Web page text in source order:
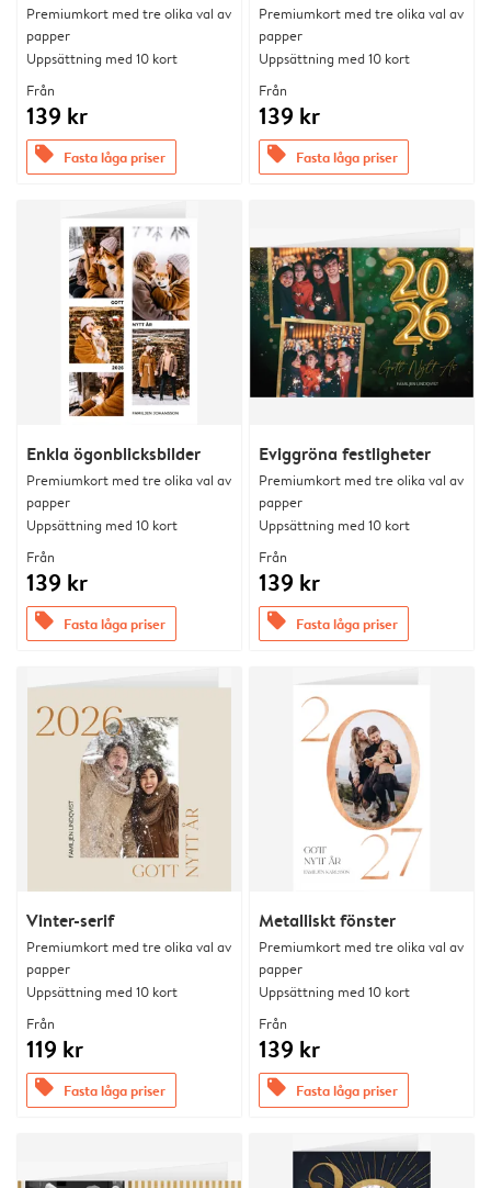
Premiumkort med tre olika val av
papper
Uppsättning med 10 kort
Från
139 kr
offers Fasta låga priser
Premiumkort med tre olika val av
papper
Uppsättning med 10 kort
Från
139 kr
offers Fasta låga priser
Enkla ögonblicksbilder
Premiumkort med tre olika val av
papper
Uppsättning med 10 kort
Från
139 kr
offers Fasta låga priser
Eviggröna festligheter
Premiumkort med tre olika val av
papper
Uppsättning med 10 kort
Från
139 kr
offers Fasta låga priser
Vinter-serif
Premiumkort med tre olika val av
papper
Uppsättning med 10 kort
Från
119 kr
offers Fasta låga priser
Metalliskt fönster
Premiumkort med tre olika val av
papper
Uppsättning med 10 kort
Från
139 kr
offers Fasta låga priser